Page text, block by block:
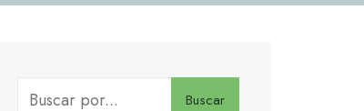
Buscar